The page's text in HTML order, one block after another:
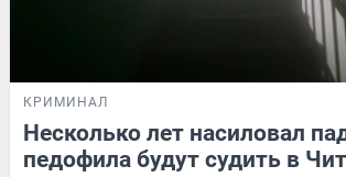
КРИМИНАЛ
Несколько лет насиловал
педофила будут судить в